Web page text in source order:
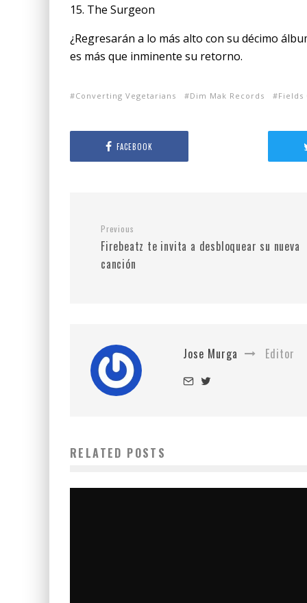
15. The Surgeon
¿Regresarán a lo más alto con su décimo
es más que inminente su retorno.
Converting Vegetarians Dim Mak Records Fields
FACEBOOK
Previous
Firebeatz te invita a desbloquear su nueva
canción
Jose Murga Editor
RELATED POSTS